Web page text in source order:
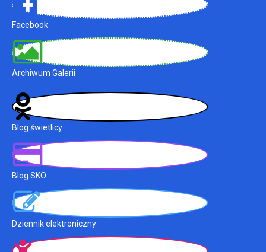
Facebook
Archiwum Galerii
Blog świetlicy
Blog SKO
Dziennik elektroniczny